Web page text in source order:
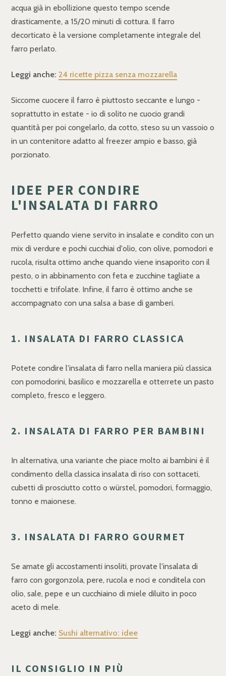
acqua già in ebollizione questo tempo scende
drasticamente, a 15/20 minuti di cottura. Il farro
decorticato è la versione completamente integrale del
farro perlato.
Leggi anche: 24 ricette pizza senza mozzarella
Siccome cuocere il farro è piuttosto seccante e lungo -
soprattutto in estate - io di solito ne cuocio grandi
quantità per poi congelarlo, da cotto, steso su un vassoio o
in un contenitore adatto al freezer ampio e basso, già
porzionato.
IDEE PER CONDIRE
L'INSALATA DI FARRO
Perfetto quando viene servito in insalate e condito con un
mix di verdure e pochi cucchiai d'olio, con olive, pomodori e
rucola, risulta ottimo anche quando viene insaporito con il
pesto, o in abbinamento con feta e zucchine tagliate a
tocchetti e trifolate. Infine, il farro è ottimo anche se
accompagnato con una salsa a base di gamberi.
1. INSALATA DI FARRO CLASSICA
Potete condire l'insalata di farro nella maniera più classica
con pomodorini, basilico e mozzarella e otterrete un pasto
completo, fresco e leggero.
2. INSALATA DI FARRO PER BAMBINI
In alternativa, una variante che piace molto ai bambini è il
condimento della classica insalata di riso con sottaceti,
cubetti di prosciutto cotto o würstel, pomodori, formaggio,
tonno e maionese.
3. INSALATA DI FARRO GOURMET
Se amate gli accostamenti insoliti, provate l'insalata di
farro con gorgonzola, pere, rucola e noci e conditela con
olio, sale, pepe e un cucchiaino di miele diluito in poco
aceto di mele.
Leggi anche: Sushi alternativo: idee
IL CONSIGLIO IN PIÙ